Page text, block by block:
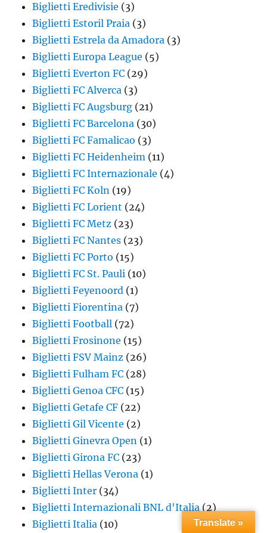
Biglietti Eredivisie (3)
Biglietti Estoril Praia (3)
Biglietti Estrela da Amadora (3)
Biglietti Europa League (5)
Biglietti Everton FC (29)
Biglietti FC Alverca (3)
Biglietti FC Augsburg (21)
Biglietti FC Barcelona (30)
Biglietti FC Famalicao (3)
Biglietti FC Heidenheim (11)
Biglietti FC Internazionale (4)
Biglietti FC Koln (19)
Biglietti FC Lorient (24)
Biglietti FC Metz (23)
Biglietti FC Nantes (23)
Biglietti FC Porto (15)
Biglietti FC St. Pauli (10)
Biglietti Feyenoord (1)
Biglietti Fiorentina (7)
Biglietti Football (72)
Biglietti Frosinone (15)
Biglietti FSV Mainz (26)
Biglietti Fulham FC (28)
Biglietti Genoa CFC (15)
Biglietti Getafe CF (22)
Biglietti Gil Vicente (2)
Biglietti Ginevra Open (1)
Biglietti Girona FC (23)
Biglietti Hellas Verona (1)
Biglietti Inter (34)
Biglietti Internazionali BNL d'Italia(2)
Biglietti Italia (10) Translate »